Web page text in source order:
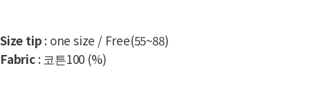
Size tip : one size / Free(55~88)
Fabric: 코튼100 (%)